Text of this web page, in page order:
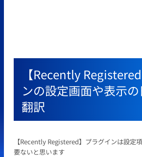
【Recently
ンの設定画面や表示
翻訳
【Recently Registered】プラグインは設定
要ないと思います